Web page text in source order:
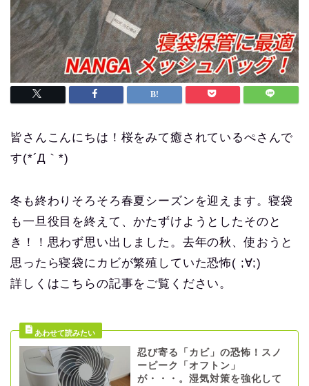
皆さんこんにちは！桜をみて癒されているぺさんで
す(*´Д｀*)
冬も終わりそろそろ春夏シーズンを迎えます。寝袋
も一旦役目を終えて、かたずけようとしたそのと
き！！思わず思い出しました。去年の秋、使おうと
思ったら寝袋にカビが繁殖していた恐怖( ;∀;)
詳しくはこちらの記事をご覧ください。
忍び寄る「カビ」の恐怖！スノ
ーピーク「オフトン」
が・・・。湿気対策を強化して